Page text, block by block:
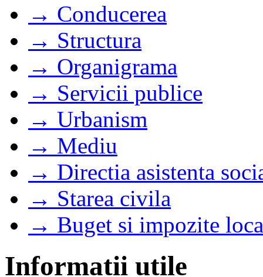
→ Conducerea
→ Structura
→ Organigrama
→ Servicii publice
→ Urbanism
→ Mediu
→ Directia asistenta
→ Starea civila
→ Buget si impozite
Informatii utile